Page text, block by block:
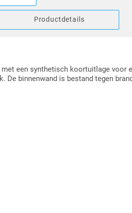
Productdetails
met een synthetisch koortuitlage voor
De binnenwand is bestand tegen